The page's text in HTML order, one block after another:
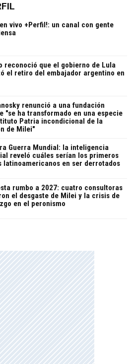
vivo +Perfil!: un canal con gente
reconoció que el gobierno de Lula
el retiro del embajador argentino en
renunció a una fundación
"se ha transformado en una especie
Patria incondicional de la
de Milei"
Guerra Mundial: la inteligencia
reveló cuáles serían los primeros
latinoamericanos en ser derrotados
rumbo a 2027: cuatro consultoras
el desgaste de Milei y la crisis de
en el peronismo